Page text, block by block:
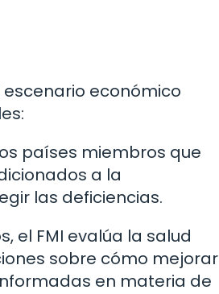
económico
países miembros que
a la
las deficiencias.
el FMI evalúa la salud
sobre cómo mejorar
en materia de